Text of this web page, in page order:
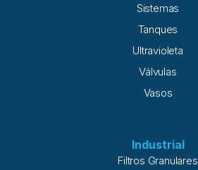
Sistemas
Tanques
Ultravioleta
Válvulas
Vasos
Industrial
Filtros Granulares